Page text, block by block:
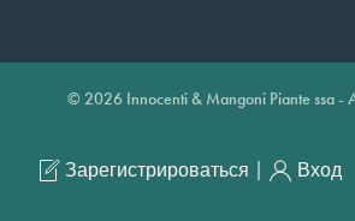
© 2026 Innocenti & Mangoni Piante ssa -
Зарегистрироваться | Вход